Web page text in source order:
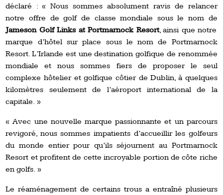
déclaré : « Nous sommes absolument ravis de relancer
notre offre de golf de classe mondiale sous le nom de
Jameson Golf Links at Portmarnock Resort, ainsi que notre
marque d’hôtel sur place sous le nom de Portmarnock
Resort. L’Irlande est une destination golfique de renommée
mondiale et nous sommes fiers de proposer le seul
complexe hôtelier et golfique côtier de Dublin, à quelques
kilomètres seulement de l’aéroport international de la
capitale. »
« Avec une nouvelle marque passionnante et un parcours
revigoré, nous sommes impatients d’accueillir les golfeurs
du monde entier pour qu’ils séjournent au Portmarnock
Resort et profitent de cette incroyable portion de côte riche
en golfs. »
Le réaménagement de certains trous a entraîné plusieurs